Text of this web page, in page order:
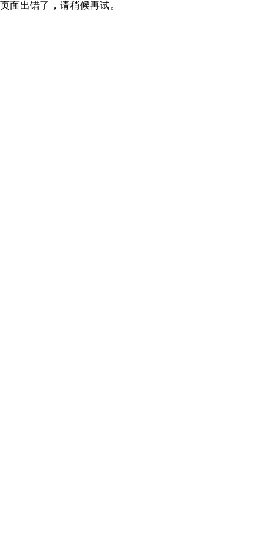
页面出错了，请稍候再试。